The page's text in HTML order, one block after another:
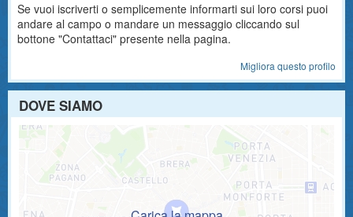
Se vuoi iscriverti o semplicemente informarti sui loro corsi puoi
andare al campo o mandare un messaggio cliccando sul
bottone "Contattaci" presente nella pagina.
Migliora questo profilo
DOVE SIAMO